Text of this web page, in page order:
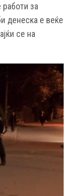
за
денеска е веќе
се на